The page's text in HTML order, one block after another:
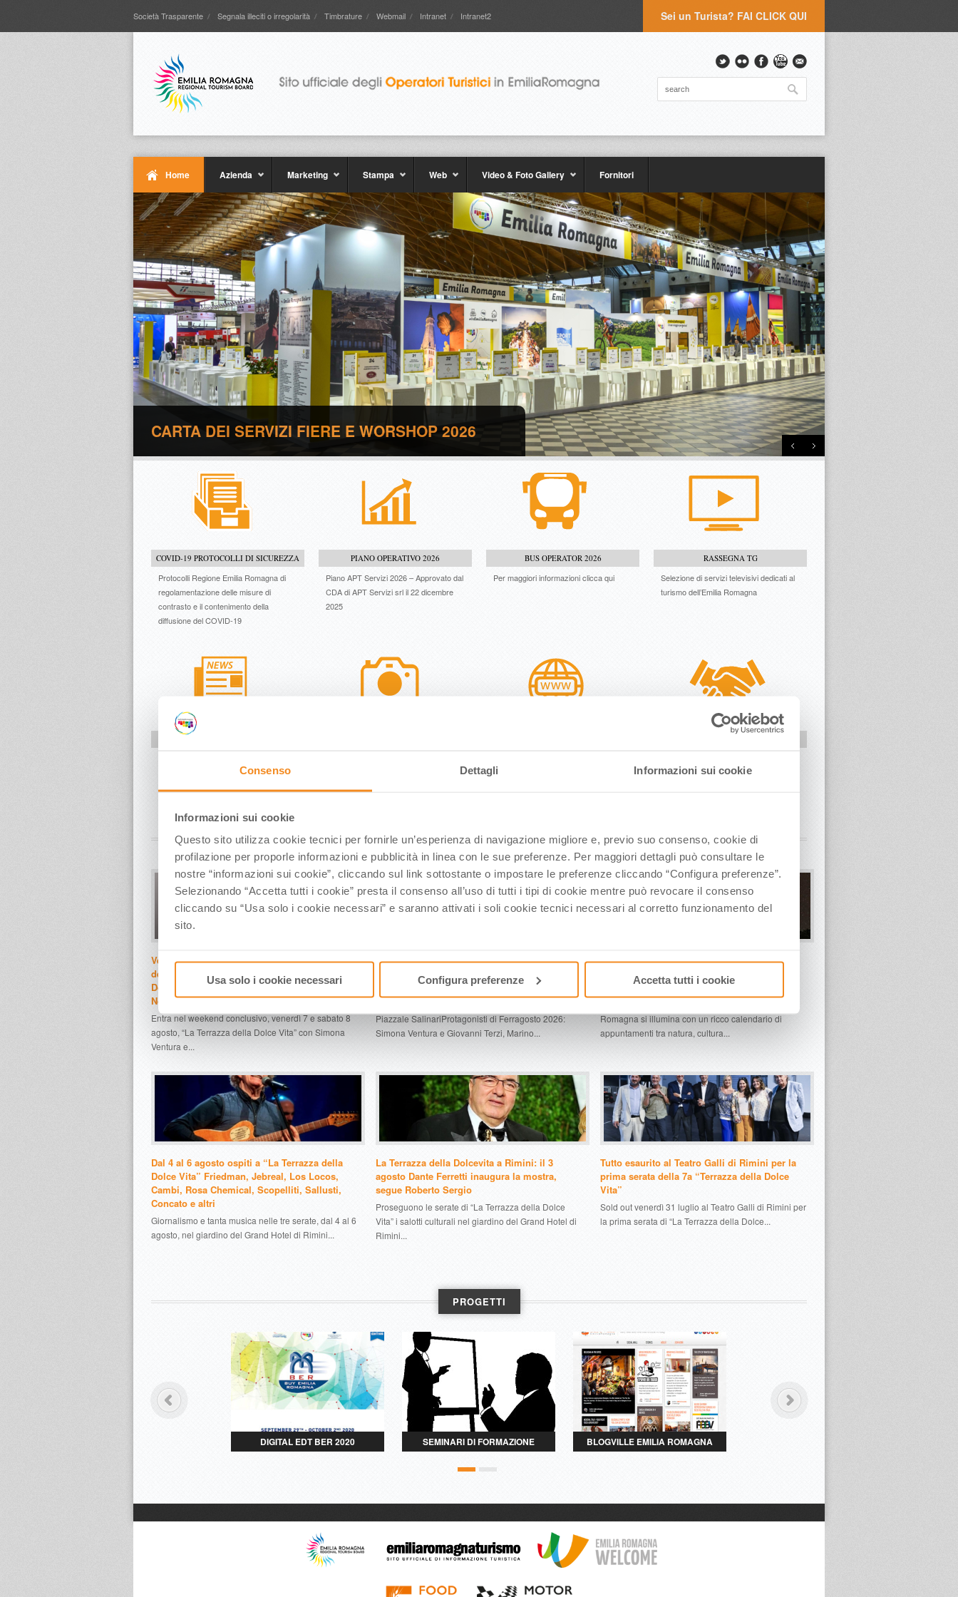
Consenso Dettagli Informazioni sui cookie
Informazioni sui cookie
Questo sito utilizza cookie tecnici per fornirle un’esperienza di navigazione migliore e, previo suo consenso, cookie di
profilazione per proporle informazioni e pubblicità in linea con le sue preferenze. Per maggiori dettagli può consultare le
nostre “informazioni sui cookie”, cliccando sul link sottostante o impostare le preferenze cliccando “Configura preferenze”.
Selezionando “Accetta tutti i cookie” presta il consenso all’uso di tutti i tipi di cookie mentre può revocare il consenso
cliccando su “Usa solo i cookie necessari” e saranno attivati i soli cookie tecnici necessari al corretto funzionamento del
sito.
Usa solo i cookie necessari Configura preferenze Accetta tutti i cookie
Sei un Turista? FAI CLICK QUI
Società Trasparente Segnala illeciti o irregolarità Timbrature Webmail Intranet Intranet2
Home Azienda Marketing Stampa Web Video & Foto Gallery Fornitori
CARTA DEI SERVIZI FIERE E WORSHOP 2026
COVID-19 PROTOCOLLI DI SICUREZZA
Protocolli Regione Emilia Romagna di
regolamentazione delle misure di
contrasto e il contenimento della
diffusione del COVID-19
PIANO OPERATIVO 2026
Piano APT Servizi 2026 – Approvato dal
CDA di APT Servizi srl il 22 dicembre
2025
BUS OPERATOR 2026
Per maggiori informazioni clicca qui
RASSEGNA TG
Selezione di servizi televisivi dedicati al
turismo dell’Emilia Romagna
dedicati all’Emilia Romagna
gestiti da APT Servizi
workshop in Calendario
NEWS
Venerdì 7 e sabato 8 agosto a”La Terrazza
della Dolce Vita” Gelmini, Malpezzi, Di
Domenico, Maradona Jr, Fabiani, Barolo,
Notaro, Jay Lillo e i Los Locos
Entra nel weekend conclusivo, venerdì 7 e sabato 8
agosto, “La Terrazza della Dolce Vita” con Simona
Ventura e...
CONTO ALLA ROVESCIA PER IL GRAN
FINALE DI FERRAGOSTO A CERVIA. SABATO
15 AGOSTO 2026 “SBARCO DEGLI AUTORI”
Piazzale SalinariProtagonisti di Ferragosto 2026:
Simona Ventura e Giovanni Terzi, Marino...
Notte di San Lorenzo in Emilia-Romagna tra
trekking in quota, Osservatori, Fuochi in
spiaggia, Parchi tematici, Cammini e Castelli
Romagna si illumina con un ricco calendario di
appuntamenti tra natura, cultura...
Dal 4 al 6 agosto ospiti a “La Terrazza della
Dolce Vita” Friedman, Jebreal, Los Locos,
Cambi, Rosa Chemical, Scopelliti, Sallusti,
Concato e altri
Giornalismo e tanta musica nelle tre serate, dal 4 al 6
agosto, nel giardino del Grand Hotel di Rimini...
La Terrazza della Dolcevita a Rimini: il 3
agosto Dante Ferretti inaugura la mostra,
segue Roberto Sergio
Proseguono le serate di “La Terrazza della Dolce
Vita” i salotti culturali nel giardino del Grand Hotel di
Rimini...
Tutto esaurito al Teatro Galli di Rimini per la
prima serata della 7a “Terrazza della Dolce
Vita”
Sold out venerdì 31 luglio al Teatro Galli di Rimini per
la prima serata di “La Terrazza della Dolce...
PROGETTI
DIGITAL EDT BER 2020 SEMINARI DI FORMAZIONE BLOGVILLE EMILIA ROMAGNA